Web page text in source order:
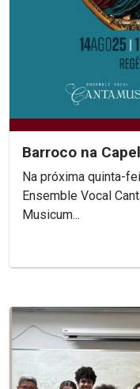
Barroco na
Na próxima quinta-
Ensemble Vocal
Musicum...